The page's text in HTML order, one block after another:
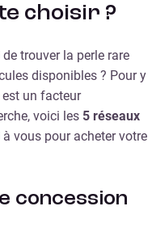
choisir ?
trouver la perle rare
disponibles ? Pour y
est un facteur
voici les 5 réseaux
vous pour acheter votre
concession